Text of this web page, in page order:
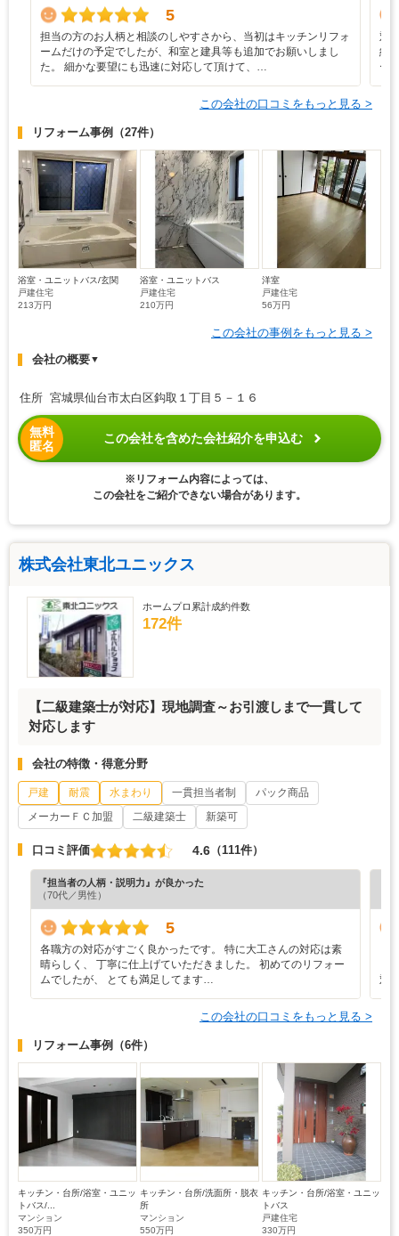
5
担当の方のお人柄と相談のしやすさから、当初はキッチンリフォ
ームだけの予定でしたが、和室と建具等も追加でお願いしまし
た。 細かな要望にも迅速に対応して頂けて、…
対
紙
ー
この会社の口コミをもっと見る >
リフォーム事例 （27件）
浴室・ユニットバス/玄関
戸建住宅
213万円
浴室・ユニットバス
戸建住宅
210万円
洋室
戸建住宅
56万円
この会社の事例をもっと見る >
会社の概要▼
住所 宮城県仙台市太白区鈎取１丁目５－１６
無料
匿名
この会社を含めた会社紹介を申込む
※リフォーム内容によっては、
この会社をご紹介できない場合があります。
株式会社東北ユニックス
ホームプロ累計成約件数
172件
【二級建築士が対応】現地調査～お引渡しまで一貫して
対応します
会社の特徴・得意分野
戸建 耐震 水まわり 一貫担当者制
パック商品
メーカーＦＣ加盟
二級建築士 新築可
口コミ評価 4.6 （111件）
『担当者の人柄・説明力』が良かった
（70代／男性）
5
各職方の対応がすごく良かったです。 特に大工さんの対応は素
晴らしく、 丁寧に仕上げていただきました。 初めてのリフォー
ムでしたが、 とても満足してます…
対
この会社の口コミをもっと見る >
リフォーム事例 （6件）
キッチン・台所/浴室・ユニッ
トバス/...
マンション
350万円
キッチン・台所/洗面所・脱衣
所
マンション
550万円
キッチン・台所/浴室・ユニッ
トバス
戸建住宅
330万円